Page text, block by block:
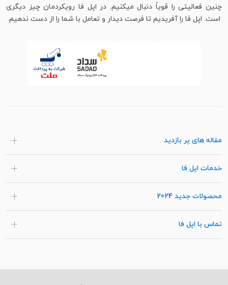
چنین فعالیتی را قویاً دنبال میکنیم. در اپل فا رویکردمان چیز دیگری
است. اپل فا را آفریدیم تا فرصت دیدار و تعامل با شما را از دست ندهیم.
مقاله های پر بازدید
خدمات اپل فا
محصولات جدید 2024
تماس با اپل فا